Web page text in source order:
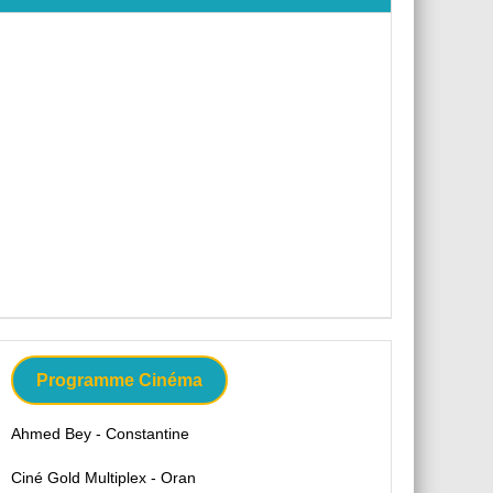
Programme Cinéma
Ahmed Bey - Constantine
Ciné Gold Multiplex - Oran